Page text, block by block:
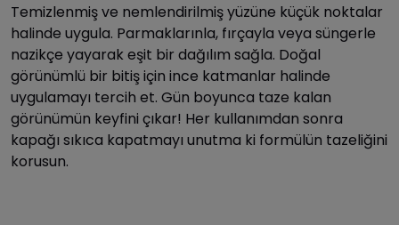
Temizlenmiş ve nemlendirilmiş yüzüne küçük noktalar
halinde uygula. Parmaklarınla, fırçayla veya süngerle
nazikçe yayarak eşit bir dağılım sağla. Doğal
görünümlü bir bitiş için ince katmanlar halinde
uygulamayı tercih et. Gün boyunca taze kalan
görünümün keyfini çıkar! Her kullanımdan sonra
kapağı sıkıca kapatmayı unutma ki formülün tazeliğini
korusun.